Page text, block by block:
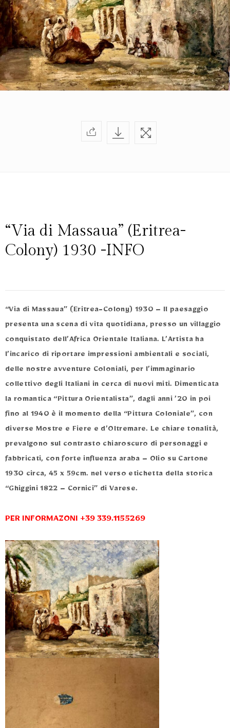
Artarchivio
GALLERIA
“Via di Massaua” (Eritrea-
Colony) 1930 -INFO
“Via di Massaua” (Eritrea-Colony) 1930 – Il paesaggio
presenta una scena di vita quotidiana, presso un villaggio
conquistato dell’Africa Orientale Italiana. L’Artista ha
l’incarico di riportare impressioni ambientali e sociali,
delle nostre avventure Coloniali, per l’immaginario
collettivo degli Italiani in cerca di nuovi miti. Dimenticata
la romantica “Pittura Orientalista”, dagli anni ’20 in poi
fino al 1940 è il momento della “Pittura Coloniale”, con
diverse Mostre e Fiere e d’Oltremare. Le chiare tonalità,
prevalgono sul contrasto chiaroscuro di personaggi e
fabbricati, con forte influenza araba – Olio su Cartone
1930 circa, 45 x 59cm. nel verso etichetta della storica
“Ghiggini 1822 – Cornici” di Varese.
PER INFORMAZONI +39 339.1155269